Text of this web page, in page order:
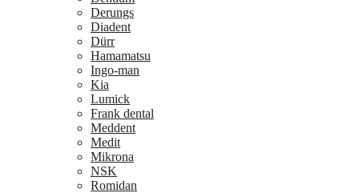
Derungs
Diadent
Dürr
Hamamatsu
Ingo-man
Kia
Lumick
Frank dental
Meddent
Medit
Mikrona
NSK
Romidan